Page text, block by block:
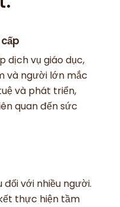
dịch vụ giáo dục,
và người lớn mắc
và phát triển,
quan đến sức
với nhiều người.
thực hiện tầm